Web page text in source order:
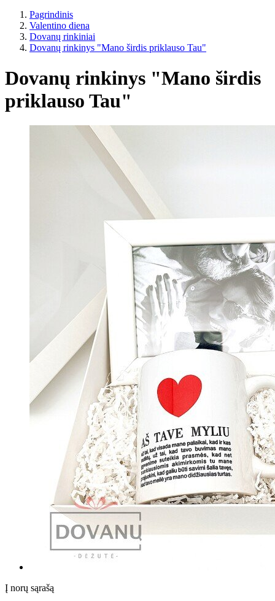
Pagrindinis
Valentino diena
Dovanų rinkiniai
Dovanų rinkinys "Mano širdis priklauso Tau"
Dovanų rinkinys "Mano širdis
priklauso Tau"
Į norų sąrašą